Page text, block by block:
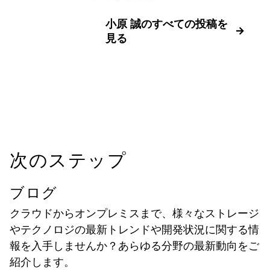
小原 誠のすべての投稿を
見る
次のステップ
ブログ
クラウドからオンプレミスまで、様々なストレージ
やテクノロジの最新トレンドや開発状況に関する情
報を入手しませんか？あらゆる分野の最新動向をご
紹介します。